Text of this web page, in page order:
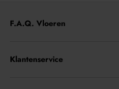
F.A.Q. Vloeren
Klantenservice